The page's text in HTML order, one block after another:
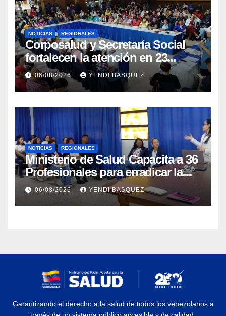
NOTICIAS REGIONALES
Corposalud y Secretaría Social
fortalecen la atención en 23
municipios
06/08/2026 YENDI BASQUEZ
NOTICIAS REGIONALES
Ministerio de Salud Capacita a 36
Profesionales para erradicar la
Tuberculosis en Yaracuy
06/08/2026 YENDI BASQUEZ
Garantizando el derecho a la salud de todos los venezolanos a